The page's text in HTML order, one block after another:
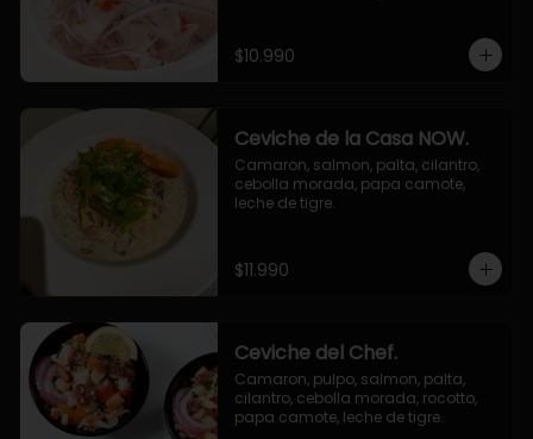
$10.990
Ceviche de la Casa NOW.
Camaron, salmon, palta, cilantro,
cebolla morada, papa camote,
leche de tigre.
$11.990
Ceviche del Chef.
Camaron, pulpo, salmon, palta,
cilantro, cebolla morada, rocotto,
papa camote, leche de tigre.